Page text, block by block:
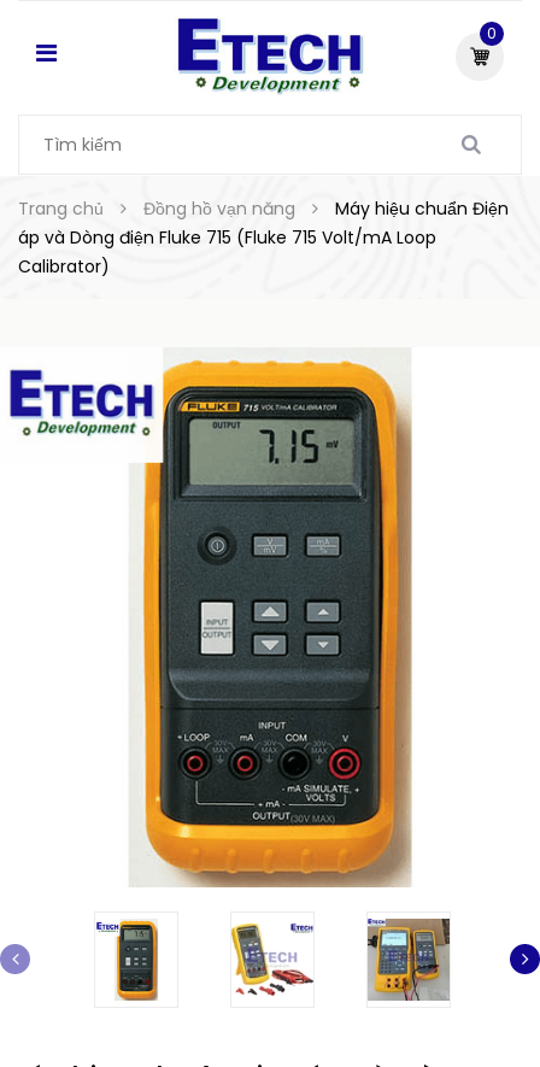
0
Trang chủ Đồng hồ vạn năng
Máy hiệu chuẩn Điện
áp và Dòng điện Fluke 715 (Fluke 715 Volt/mA Loop
Calibrator)